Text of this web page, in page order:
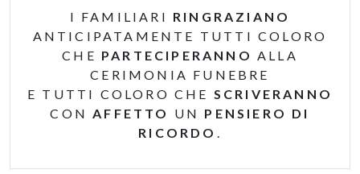
I FAMILIARI RINGRAZIANO
ANTICIPATAMENTE TUTTI COLORO
CHE PARTECIPERANNO ALLA
CERIMONIA FUNEBRE
E TUTTI COLORO CHE SCRIVERANNO
CONAFFETTO UN PENSIERO DI
RICORDO .